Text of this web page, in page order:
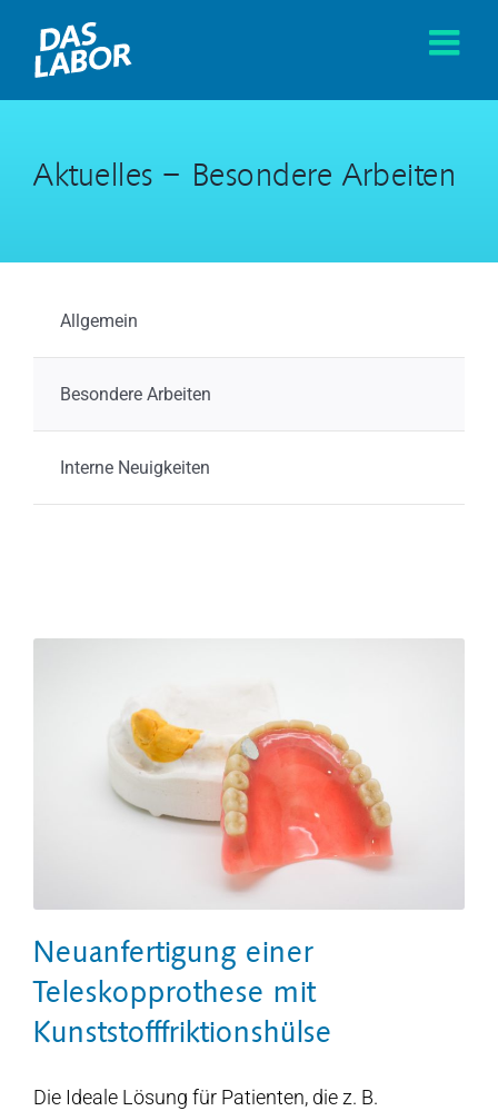
Inhalt
Aktuelles – Besondere Arbeiten
Allgemein
Besondere Arbeiten
Interne Neuigkeiten
Neuanfertigung einer
Teleskopprothese mit
Kunststofffriktionshülse
Die Ideale Lösung für Patienten, die z. B.